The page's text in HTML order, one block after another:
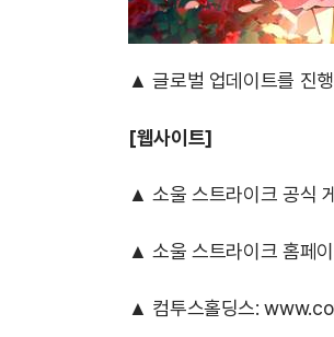
▲ 글로벌 업데이트를 진
[웹사이트]
▲ 소울 스트라이크 공식
▲ 소울 스트라이크 홈페
▲ 컴투스홀딩스: